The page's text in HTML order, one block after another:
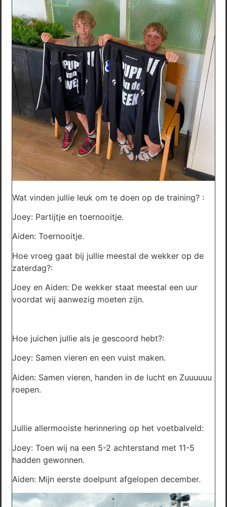
Wat vinden jullie leuk om te doen op de training? :
Joey: Partijtje en toernooitje.
Aiden: Toernooitje.
Hoe vroeg gaat bij jullie meestal de wekker op de
zaterdag?:
Joey en Aiden: De wekker staat meestal een uur
voordat wij aanwezig moeten zijn.
Hoe juichen jullie als je gescoord hebt?:
Joey: Samen vieren en een vuist maken.
Aiden: Samen vieren, handen in de lucht en Zuuuuuu
roepen.
Jullie allermooiste herinnering op het voetbalveld:
Joey: Toen wij na een 5-2 achterstand met 11-5
hadden gewonnen.
Aiden: Mijn eerste doelpunt afgelopen december.